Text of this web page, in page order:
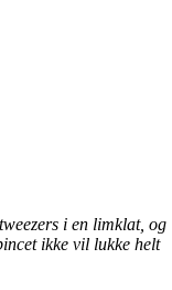
i en limklat, og
ikke vil lukke helt